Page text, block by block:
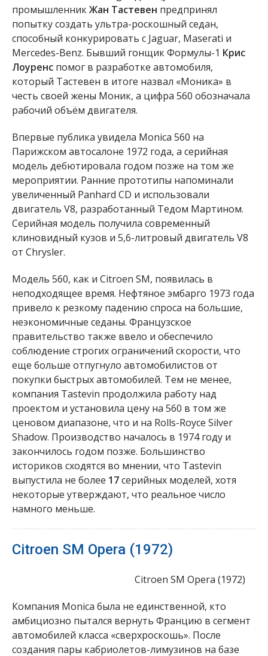
промышленникЖан Тастевен предпринял
попытку создать ультра-роскошный седан,
способный конкурировать с Jaguar, Maserati и
Mercedes-Benz. Бывший гонщик Формулы-1 Крис
Лоуренс помог в разработке автомобиля,
который Тастевен в итоге назвал «Моника» в
честь своей жены Моник, а цифра 560 обозначала
рабочий объём двигателя.
Впервые публика увидела Monica 560 на
Парижском автосалоне 1972 года, а серийная
модель дебютировала годом позже на том же
мероприятии. Ранние прототипы напоминали
увеличенный Panhard CD и использовали
двигатель V8, разработанный Тедом Мартином.
Серийная модель получила современный
клиновидный кузов и 5,6-литровый двигатель V8
от Chrysler.
Модель 560, как и Citroen SM, появилась в
неподходящее время. Нефтяное эмбарго 1973 года
привело к резкому падению спроса на большие,
неэкономичные седаны. Французское
правительство также ввело и обеспечило
соблюдение строгих ограничений скорости, что
еще больше отпугнуло автомобилистов от
покупки быстрых автомобилей. Тем не менее,
компания Tastevin продолжила работу над
проектом и установила цену на 560 в том же
ценовом диапазоне, что и на Rolls-Royce Silver
Shadow. Производство началось в 1974 году и
закончилось годом позже. Большинство
историков сходятся во мнении, что Tastevin
выпустила не более 17серийных моделей, хотя
некоторые утверждают, что реальное число
намного меньше.
Citroen SM Opera (1972)
Citroen SM Opera (1972)
Компания Monica была не единственной, кто
амбициозно пытался вернуть Францию в сегмент
автомобилей класса «сверхроскошь». После
создания пары кабриолетов-лимузинов на базе